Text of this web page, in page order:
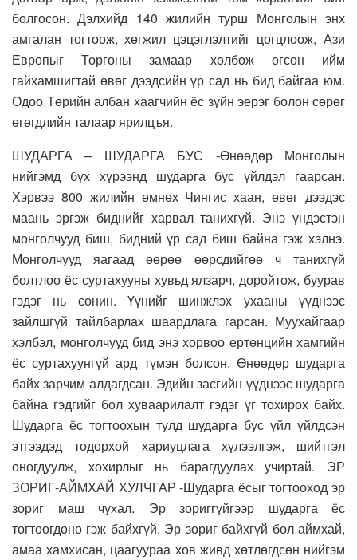
болгосон. Дэлхийд 140 жилийн турш Монголын энх
амгалан тогтоож, хөгжил цэцэглэлтийг цогцлоож, Ази
Европыг Торгоны замаар холбож өгсөн ийм
гайхамшигтай өвөг дээдсийн үр сад нь бид байгаа юм.
Одоо Төрийн албан хаагчийн ёс зүйн эерэг болон сөрөг
өгөгдлийн талаар ярилцъя.
ШУДАРГА – ШУДАРГА БУС -Өнөөдөр Монголын
нийгэмд бүх хүрээнд шударга бус үйлдэл гаарсан.
Хэрвээ 800 жилийн өмнөх Чингис хаан, өвөг дээдэс
маань эргэж биднийг харвал танихгүй. Энэ үндэстэн
монголчууд биш, бидний үр сад биш байна гэж хэлнэ.
Монголчууд яагаад өөрөө өөрсдийгөө ч танихгүй
болтлоо ёс суртахууны хувьд ялзарч, доройтож, буурав
гэдэг нь сонин. Үүнийг шинжлэх ухааны үүднээс
зайлшгүй тайлбарлах шаардлага гарсан. Муухайгаар
хэлбэл, монголчууд бид энэ хорвоо ертөнцийн хамгийн
ёс суртахуунгүй ард түмэн болсон. Өнөөдөр шударга
байх зарчим алдагдсан. Эдийн засгийн үүднээс шударга
байна гэдгийг бол хуваарилалт гэдэг үг тохирох байх.
Шударга ёс тогтоохын тулд шударга бус үйл үйлдсэн
этгээдэд тодорхой хариуцлага хүлээлгэж, шийтгэл
оногдуулж, хохирлыг нь барагдуулах учиртай. ЭР
ЗОРИГ-АЙМХАЙ ХУЛЧГАР -Шударга ёсыг тогтооход эр
зориг маш чухал. Эр зориггүйгээр шударга ёс
тогтоогдоно гэж байхгүй. Эр зориг байхгүй бол аймхай,
амаа хамхисан, цаагуураа хов живд хөтлөгдсөн нийгэм